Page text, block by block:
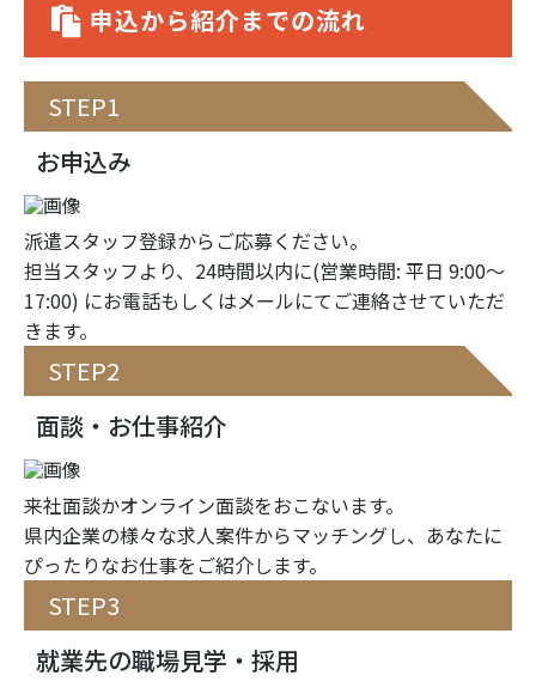
申込から紹介までの流れ
STEP1
お申込み
派遣スタッフ登録からご応募ください。
担当スタッフより、24時間以内に(営業時間: 平日 9:00〜
17:00) にお電話もしくはメールにてご連絡させていただ
きます。
STEP2
面談・お仕事紹介
来社面談かオンライン面談をおこないます。
県内企業の様々な求人案件からマッチングし、あなたに
ぴったりなお仕事をご紹介します。
STEP3
就業先の職場見学・採用